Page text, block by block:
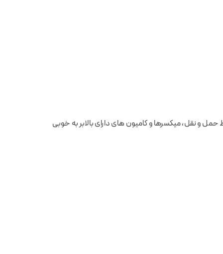
و نقل، میکسرها و کامیون های دارای بالابر به خوبی